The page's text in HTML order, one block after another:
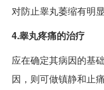
对防止睾丸萎缩有明显
4.睾丸疼痛的治疗
应在确定其病因的基
因，则可做镇静和止